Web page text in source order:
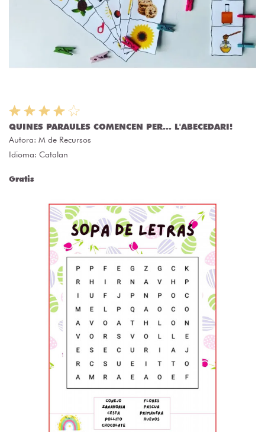
QUINES PARAULES COMENCEN PER... L'ABECEDARI!
Autora: M de Recursos
Idioma: Catalan
Gratis